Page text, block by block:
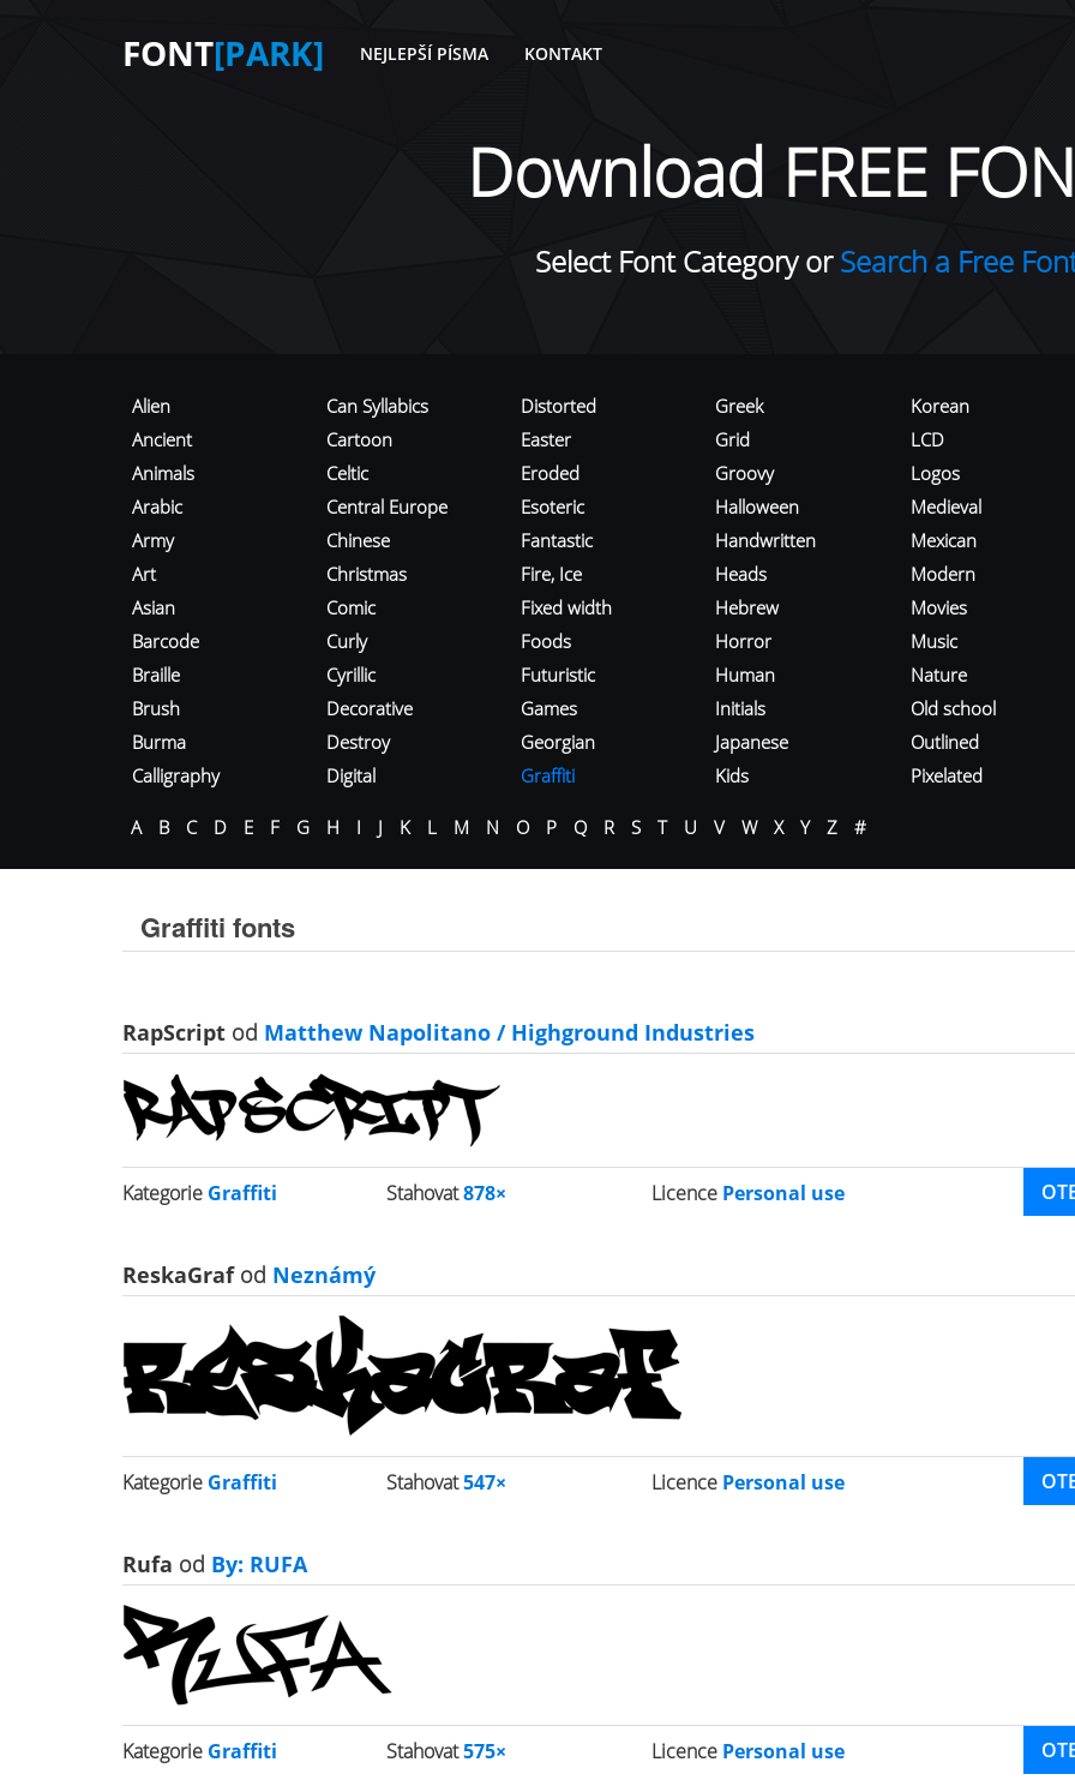
FONT[PARK] NEJLEPŠÍ PÍSMA KONTAKT
Download FREE
Select Font Category orSearch a Free
Alien
Ancient
Animals
Arabic
Army
Art
Asian
Barcode
Braille
Brush
Burma
Calligraphy
Can Syllabics
Cartoon
Celtic
Central Europe
Chinese
Christmas
Comic
Curly
Cyrillic
Decorative
Destroy
Digital
Distorted
Easter
Eroded
Esoteric
Fantastic
Fire, Ice
Fixed width
Foods
Futuristic
Games
Georgian
Graffiti
Greek
Grid
Groovy
Halloween
Handwritten
Heads
Hebrew
Horror
Human
Initials
Japanese
Kids
Korean
LCD
Logos
Medieval
Mexican
Modern
Movies
Music
Nature
Old school
Outlined
Pixelated
A B C D E F G H I J K L M N O P Q R S T U V W X Y Z #
Graffiti fonts
RapScript od Matthew Napolitano / Highground Industries
Kategorie Graffiti Stahovat878× Licence Personal use
ReskaGraf od Neznámý
Kategorie Graffiti Stahovat547× Licence Personal use
Rufa od By: RUFA
Kategorie Graffiti Stahovat575× Licence Personal use